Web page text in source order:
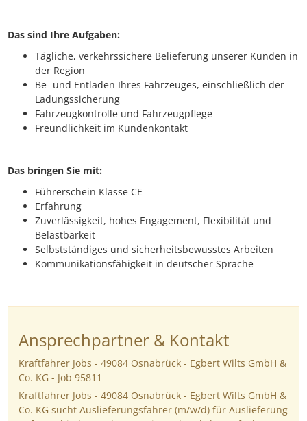
Das sind Ihre Aufgaben:
Tägliche, verkehrssichere Belieferung unserer Kunden in
der Region
Be- und Entladen Ihres Fahrzeuges, einschließlich der
Ladungssicherung
Fahrzeugkontrolle und Fahrzeugpflege
Freundlichkeit im Kundenkontakt
Das bringen Sie mit:
Führerschein Klasse CE
Erfahrung
Zuverlässigkeit, hohes Engagement, Flexibilität und
Belastbarkeit
Selbstständiges und sicherheitsbewusstes Arbeiten
Kommunikationsfähigkeit in deutscher Sprache
Ansprechpartner & Kontakt
Kraftfahrer Jobs - 49084 Osnabrück - Egbert Wilts GmbH &
Co. KG - Job 95811
Kraftfahrer Jobs - 49084 Osnabrück - Egbert Wilts GmbH &
Co. KG sucht Auslieferungsfahrer (m/w/d) für Auslieferung